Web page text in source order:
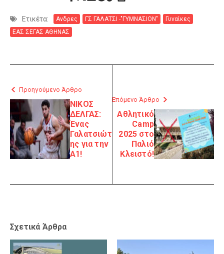
Ετικέτα: Ανδρες ΓΣ ΓΑΛΑΤΣΙ -"ΓΥΜΝΑΣΙΟΝ"
Γυναίκες
ΕΑΣ ΣΕΓΑΣ ΑΘΗΝΑΣ
Προηγούμενο Άρθρο
ΝΙΚΟΣ
ΔΕΛΓΑΣ:
Ένας
Γαλατσιώτ
ης για την
Α1!
Επόμενο Άρθρο
Αθλητικό
Camp
2025 στο
Παλιό
Κλειστό!
Σχετικά Άρθρα